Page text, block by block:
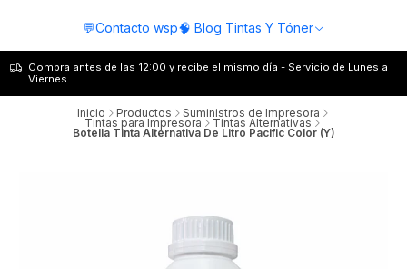
💬Contacto wsp🧠 Blog Tintas Y Tóner
Compra antes de las 12:00 y recibe el mismo día - Servicio de Lunes a
Viernes
Inicio Productos Suministros de Impresora
Tintas para Impresora Tintas Alternativas
Botella Tinta Alternativa De Litro Pacific Color (Y)